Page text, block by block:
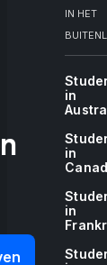
IN HET
in
in
in